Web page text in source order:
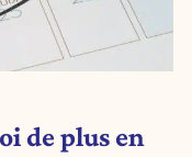
de plus en